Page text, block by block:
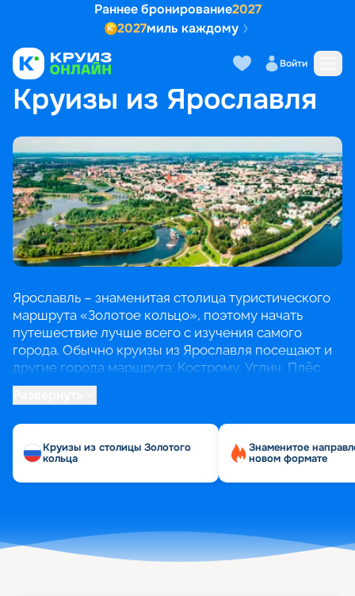
Раннее бронирование2027
2027миль каждому
Войти
ГЛАВНАЯ • ПОПУЛЯРНЫЕ НАПРАВЛЕНИЯ КРУИЗЫ ИЗ ЯРОСЛАВЛЯ
Круизы из Ярославля
Ярославль – знаменитая столица туристического
маршрута «Золотое кольцо», поэтому начать
путешествие лучше всего с изучения самого
города. Обычно круизы из Ярославля посещают и
другие города маршрута: Кострому, Углич, Плёс,
Мышкин, Рыбинск.
Кроме очевидного маршрута по Золотому кольцу,
Астрахани, или на север, до Санкт-Петербурга.
Круизы из столицы Золотого
кольца
Знаменитое
новом формате